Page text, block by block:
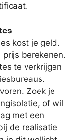
kost je geld.
prijs berekenen.
te verkrijgen
Zoek je
of wil
met een
de realisatie